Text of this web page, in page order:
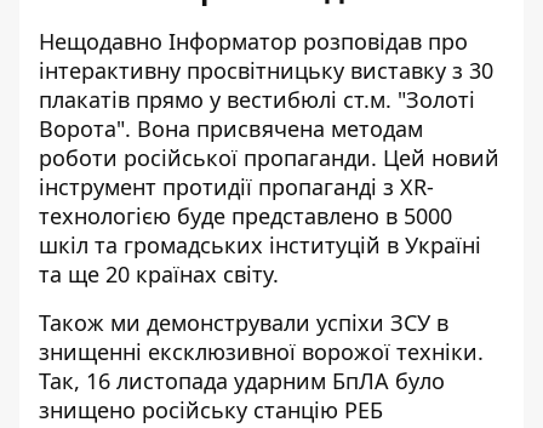
Нещодавно Інформатор розповідав про
інтерактивну просвітницьку виставку з 30
плакатів прямо у вестибюлі ст.м. "Золоті
Ворота". Вона присвячена методам
роботи російської пропаганди. Цей новий
інструмент протидії пропаганді з XR-
технологією буде представлено в 5000
шкіл та громадських інституцій в Україні
та ще 20 країнах світу.
Також ми демонстрували успіхи ЗСУ в
знищенні ексклюзивної ворожої техніки.
Так, 16 листопада ударним БпЛА було
знищено російську станцію РЕБ